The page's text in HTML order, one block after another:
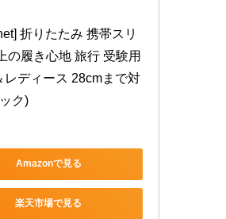
折りたたみ 携帯スリ
の履き心地 旅行 受験用
レディース 28cmまで対
ク)
Amazonで見る
楽天市場で見る